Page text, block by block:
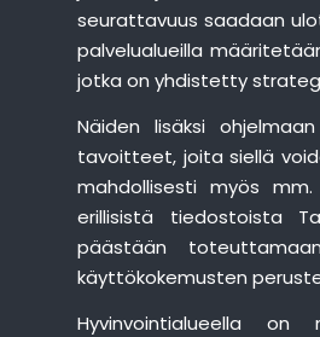
seurattavuus saadaan
palvelualueilla
jotka on yhdistetty
Näiden lisäksi
tavoitteet, joita siellä
mahdollisesti myös
erillisistä tiedostoista
päästään
käyttökokemusten
Hyvinvointialueella